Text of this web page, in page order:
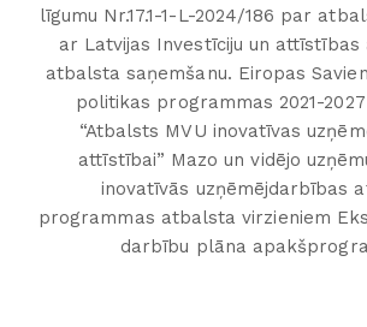
līgumu Nr.17.1-1-L-2024/186 par
ar Latvijas Investīciju un attīstības
atbalsta saņemšanu. Eiropas
politikas programmas 2021-
“Atbalsts MVU inovatīvas
attīstībai” Mazo un vidējo
inovatīvās uzņēmējdarbības
programmas atbalsta virzieniem
darbību plāna